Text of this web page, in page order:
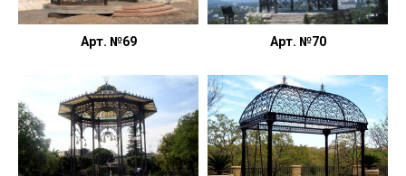
Арт. №69 Арт. №70